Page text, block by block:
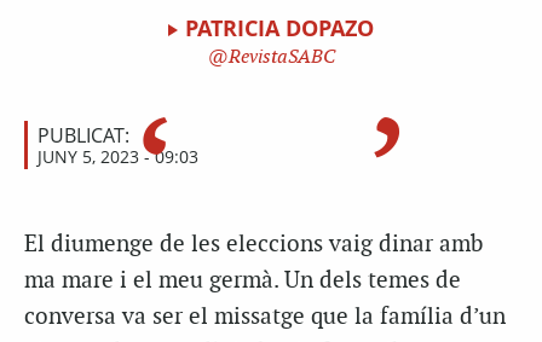
PATRICIA DOPAZO
RevistaSABC
PUBLICAT:
JUNY 5, 2023 - 09:03
El diumenge de les eleccions vaig dinar amb
ma mare i el meu germà. Un dels temes de
conversa va ser el missatge que la família d’un